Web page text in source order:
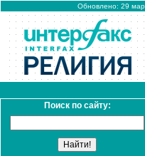
Обновлено: 29
Поиск по сайту: